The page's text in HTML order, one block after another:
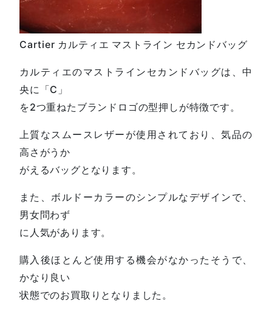
Cartier カルティエ マストライン セカンドバッグ
カルティエのマストラインセカンドバッグは、中
央に「C」
を2つ重ねたブランドロゴの型押しが特徴です。
上質なスムースレザーが使用されており、気品の
高さがうか
がえるバッグとなります。
また、ボルドーカラーのシンプルなデザインで、
男女問わず
に人気があります。
購入後ほとんど使用する機会がなかったそうで、
かなり良い
状態でのお買取りとなりました。